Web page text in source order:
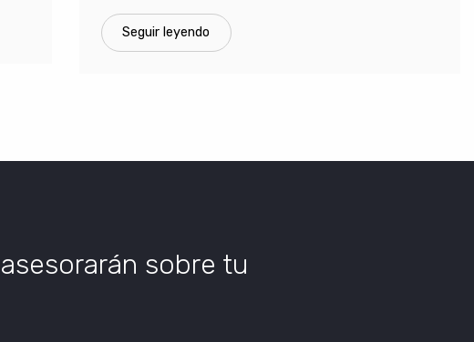
Seguir leyendo
sobre tu